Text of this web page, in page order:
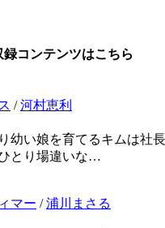
コンテンツはこちら
/河村恵利
幼い娘を育てるキムは社
とり場違いな…
マー /浦川まさる